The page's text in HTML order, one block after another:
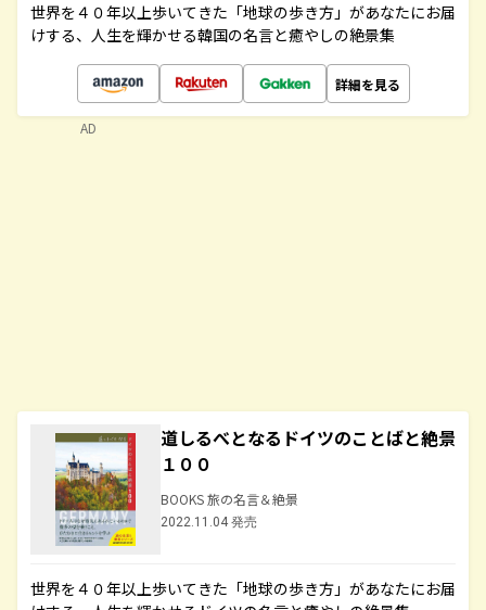
世界を４０年以上歩いてきた「地球の歩き方」があなたにお届
けする、人生を輝かせる韓国の名言と癒やしの絶景集
詳細を見る
道しるべとなるドイツのことばと絶景
１００
BOOKS 旅の名言＆絶景
2022.11.04 発売
世界を４０年以上歩いてきた「地球の歩き方」があなたにお届
AD